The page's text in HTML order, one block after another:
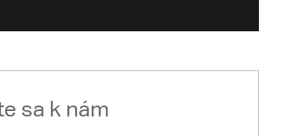
sa k nám